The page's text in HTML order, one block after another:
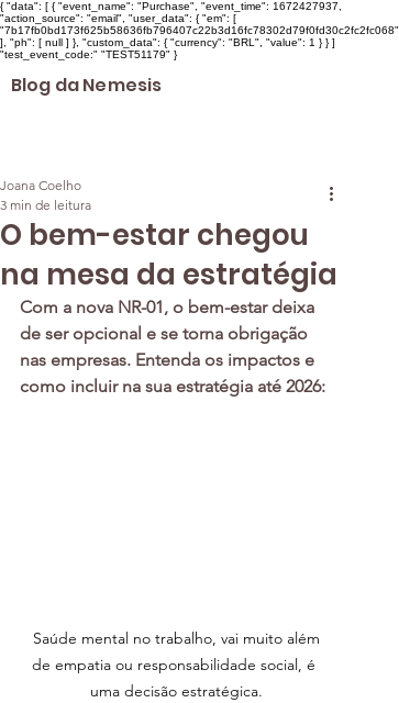
{ "data": [ { "event_name": "Purchase", "event_time": 1672427937,
"action_source": "email", "user_data": { "em": [
"7b17fb0bd173f625b58636fb796407c22b3d16fc78302d79f0fd30c2fc2fc068"
], "ph": [ null ] }, "custom_data": { "currency": "BRL", "value": 1 } } ]
"test_event_code:" "TEST51179" }
Blog da Nemesis
O bem-estar chegou
na mesa da estratégia
Joana Coelho
3 min de leitura
Com a nova NR-01, o bem-estar deixa
de ser opcional e se torna obrigação
nas empresas. Entenda os impactos e
como incluir na sua estratégia até 2026:
de empatia ou responsabilidade social, é
uma decisão estratégica.